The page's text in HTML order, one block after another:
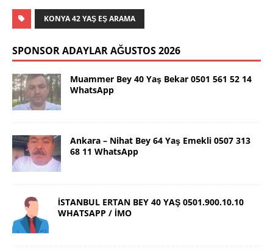
KONYA 42 YAŞ EŞ ARAMA
SPONSOR ADAYLAR AĞUSTOS 2026
Muammer Bey 40 Yaş Bekar 0501 561 52 14
WhatsApp
Ankara – Nihat Bey 64 Yaş Emekli 0507 313
68 11 WhatsApp
İSTANBUL ERTAN BEY 40 YAŞ 0501.900.10.10
WHATSAPP / İMO